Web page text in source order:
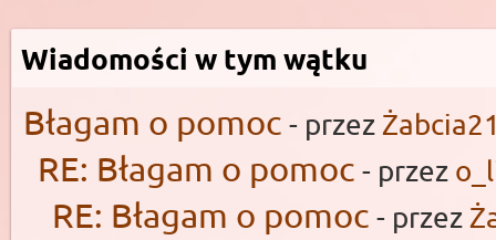
Wiadomości w tym wątku
Błagam o pomoc - przez
RE: Błagam o pomoc - przez
RE: Błagam o pomoc - przez